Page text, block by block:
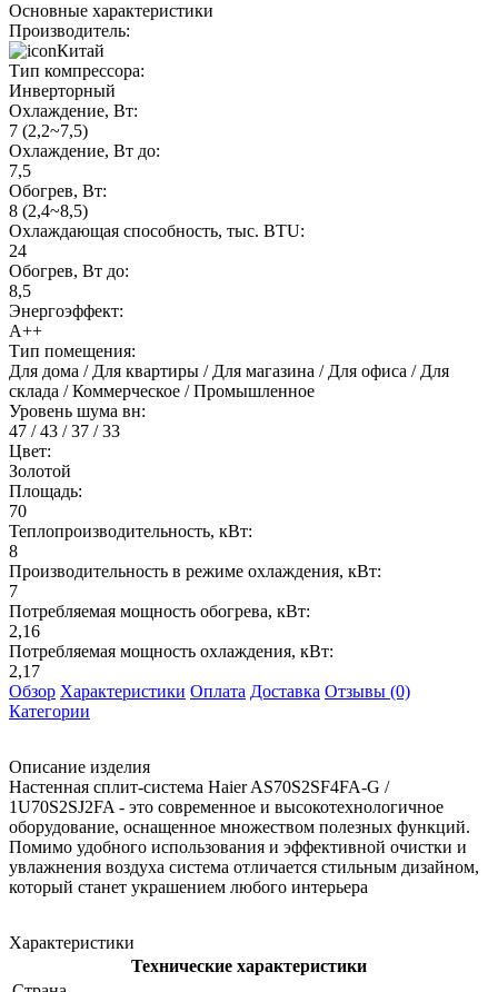
Основные характеристики
Производитель:
Китай
Тип компрессора:
Инверторный
Охлаждение, Вт:
7 (2,2~7,5)
Охлаждение, Вт до:
7,5
Обогрев, Вт:
8 (2,4~8,5)
Охлаждающая способность, тыс. BTU:
24
Обогрев, Вт до:
8,5
Энергоэффект:
А++
Тип помещения:
Для дома / Для квартиры / Для магазина / Для офиса / Для
склада / Коммерческое / Промышленное
Уровень шума вн:
47 / 43 / 37 / 33
Цвет:
Золотой
Площадь:
70
Теплопроизводительность, кВт:
8
Производительность в режиме охлаждения, кВт:
7
Потребляемая мощность обогрева, кВт:
2,16
Потребляемая мощность охлаждения, кВт:
2,17
Обзор Характеристики Оплата Доставка Отзывы (0)
Категории
Описание изделия
Настенная сплит-система Haier AS70S2SF4FA-G /
1U70S2SJ2FA - это современное и высокотехнологичное
оборудование, оснащенное множеством полезных функций.
Помимо удобного использования и эффективной очистки и
увлажнения воздуха система отличается стильным дизайном,
который станет украшением любого интерьера
Характеристики
Технические характеристики